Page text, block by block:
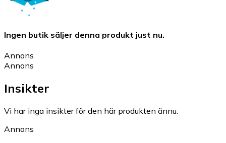
Ingen butik säljer denna produkt just nu.
Annons
Annons
Insikter
Vi har inga insikter för den här produkten ännu.
Annons